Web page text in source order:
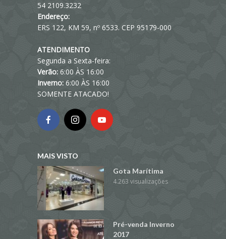
54 2109.3232
Endereço:
ERS 122, KM 59, nº 6533. CEP 95179-000
ATENDIMENTO
Segunda a Sexta-feira:
Verão: 6:00 ÀS 16:00
Inverno: 6:00 ÀS 16:00
SOMENTE ATACADO!
MAIS VISTO
Gota Marítima
4.263 visualizações
Pré-venda Inverno
2017